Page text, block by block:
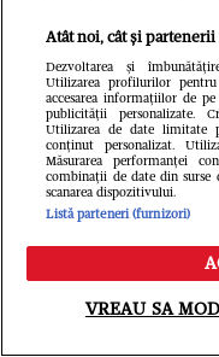
Cine este
cel mai
Tânăra
românesc
Meniu Caută
Atât noi, cât și
Dezvoltarea și
Utilizarea profilurilor pentru
accesarea informațiilor de
publicității personalizate.
Utilizarea de date limitate
conținut personalizat.
Măsurarea performanței
combinații de date din surse
scanarea dispozitivului.
Listă parteneri (furnizori)
VREAU SA